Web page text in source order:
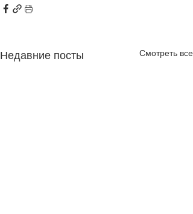
Недавние посты Смотреть все